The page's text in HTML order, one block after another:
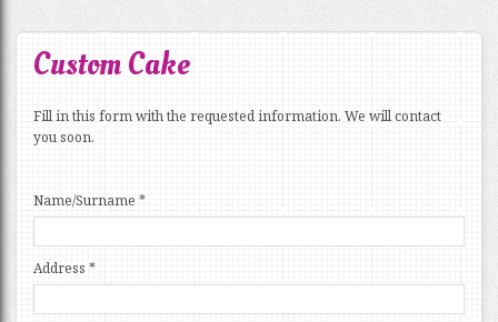
Custom Cake
Fill in this form with the requested information. We will contact
you soon.
Name/Surname *
Address *